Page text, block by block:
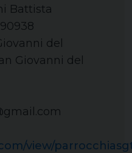
Battista
view/
del
Giovanni del